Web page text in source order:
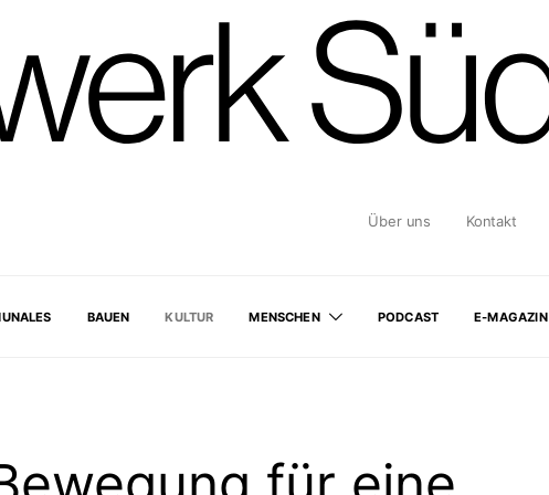
Über uns Kontakt
BAUEN KULTUR MENSCHEN PODCAST E-MAGAZIN